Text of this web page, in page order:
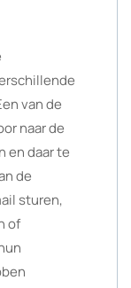
van de
naar de
en daar te
de
sturen,
of